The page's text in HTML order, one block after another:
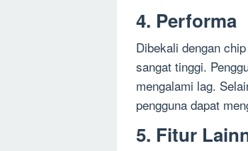
4. Performa
Dibekali dengan
sangat tinggi.
mengalami lag.
pengguna dapat
5. Fitur